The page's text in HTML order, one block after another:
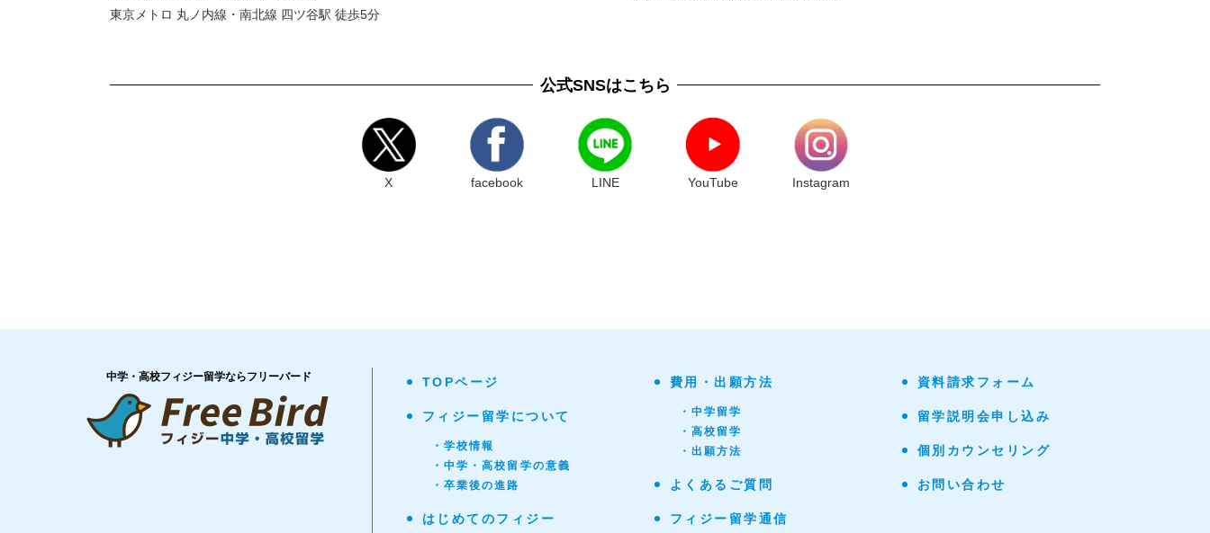
東京メトロ 丸ノ内線・南北線 四ツ谷駅 徒歩5分
公式SNSはこちら
X facebook LINE YouTube Instagram
中学・高校フィジー留学ならフリーバード TOPページ
フィジー留学について
・学校情報
・中学・高校留学の意義
・卒業後の進路
はじめてのフィジー
費用・出願方法
・中学留学
・高校留学
・出願方法
よくあるご質問
フィジー留学通信
資料請求フォーム
留学説明会申し込み
個別カウンセリング
お問い合わせ